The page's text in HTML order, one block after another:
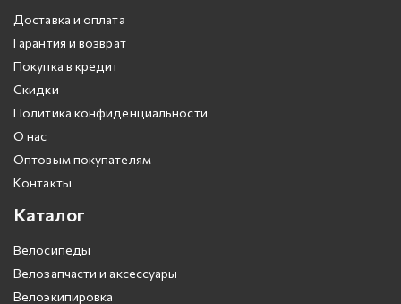
Доставка и оплата
Гарантия и возврат
Покупка в кредит
Скидки
Политика конфиденциальности
О нас
Оптовым покупателям
Контакты
Каталог
Велосипеды
Велозапчасти и аксессуары
Велоэкипировка